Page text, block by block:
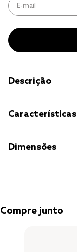
Descrição
Características
Dimensões
Compre junto